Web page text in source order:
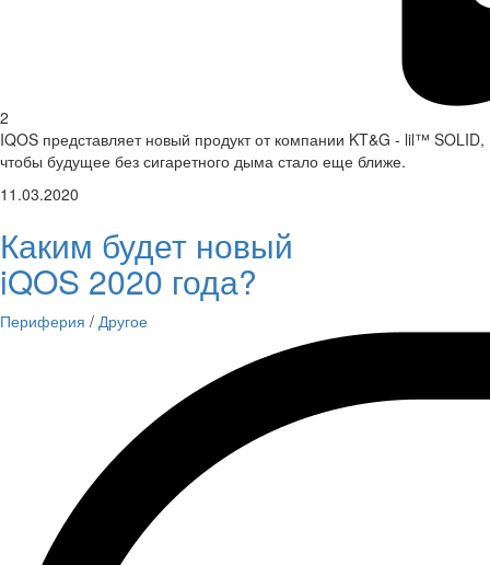
2
IQOS представляет новый продукт от компании KT&G - lil™ SOLID,
чтобы будущее без сигаретного дыма стало еще ближе.
11.03.2020
Каким будет новый
iQOS 2020 года?
Периферия / Другое